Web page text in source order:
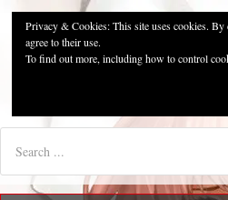
"I'm the best there is at what I do,
Privacy & Cookies: This site uses cookies.
agree to their use.
To find out more, including how to control